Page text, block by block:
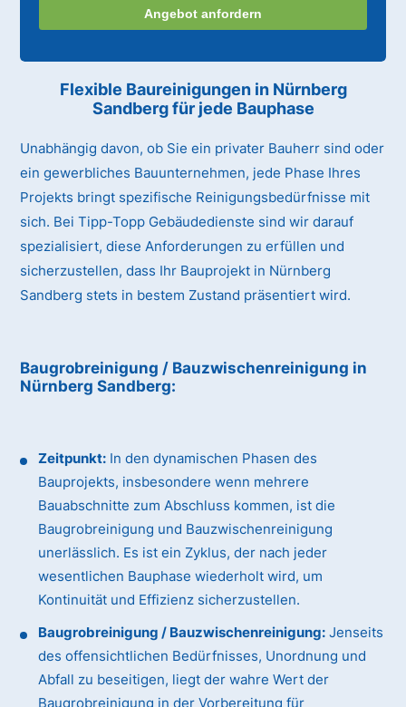
Angebot anfordern
Flexible Baureinigungen in Nürnberg
Sandbergfür jede Bauphase
Unabhängig davon, ob Sie ein privater Bauherr sind oder
ein gewerbliches Bauunternehmen, jede Phase Ihres
Projekts bringt spezifische Reinigungsbedürfnisse mit
sich. Bei Tipp-Topp Gebäudedienste sind wir darauf
spezialisiert, diese Anforderungen zu erfüllen und
sicherzustellen, dass Ihr Bauprojekt in Nürnberg
Sandberg stets in bestem Zustand präsentiert wird.
Baugrobreinigung / Bauzwischenreinigung in
Nürnberg Sandberg:
Zeitpunkt: In den dynamischen Phasen des
Bauprojekts, insbesondere wenn mehrere
Bauabschnitte zum Abschluss kommen, ist die
Baugrobreinigung und Bauzwischenreinigung
unerlässlich. Es ist ein Zyklus, der nach jeder
wesentlichen Bauphase wiederholt wird, um
Kontinuität und Effizienz sicherzustellen.
Baugrobreinigung / Bauzwischenreinigung: Jenseits
des offensichtlichen Bedürfnisses, Unordnung und
Abfall zu beseitigen, liegt der wahre Wert der
Baugrobreinigung in der Vorbereitung für